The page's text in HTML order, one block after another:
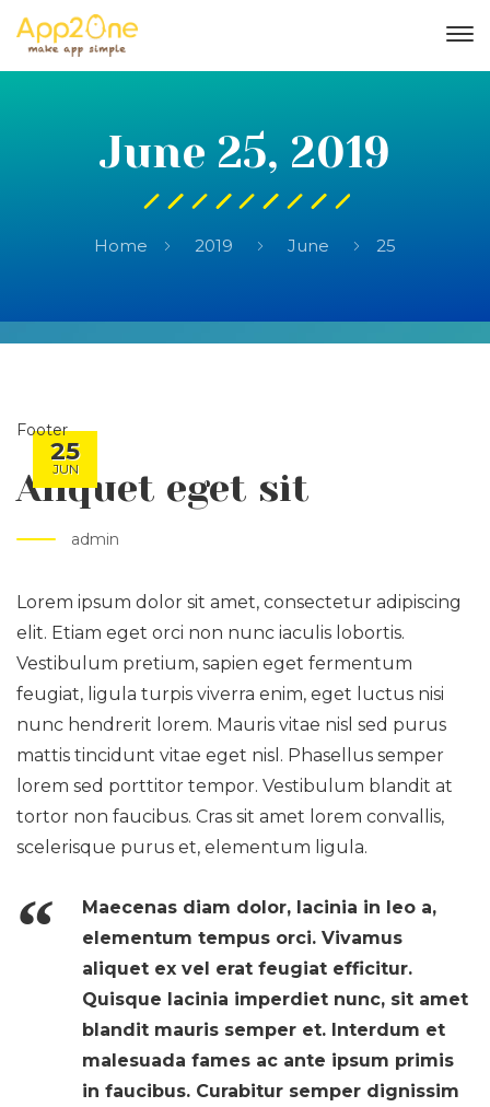
June 25, 2019
Home 2019 June 25
25
JUN
Footer
Aliquet eget sit
admin
Lorem ipsum dolor sit amet, consectetur adipiscing
elit. Etiam eget orci non nunc iaculis lobortis.
Vestibulum pretium, sapien eget fermentum
feugiat, ligula turpis viverra enim, eget luctus nisi
nunc hendrerit lorem. Mauris vitae nisl sed purus
mattis tincidunt vitae eget nisl. Phasellus semper
lorem sed porttitor tempor. Vestibulum blandit at
tortor non faucibus. Cras sit amet lorem convallis,
scelerisque purus et, elementum ligula.
Maecenas diam dolor, lacinia in leo a,
elementum tempus orci. Vivamus
aliquet ex vel erat feugiat efficitur.
Quisque lacinia imperdiet nunc, sit amet
blandit mauris semper et. Interdum et
malesuada fames ac ante ipsum primis
in faucibus. Curabitur semper dignissim